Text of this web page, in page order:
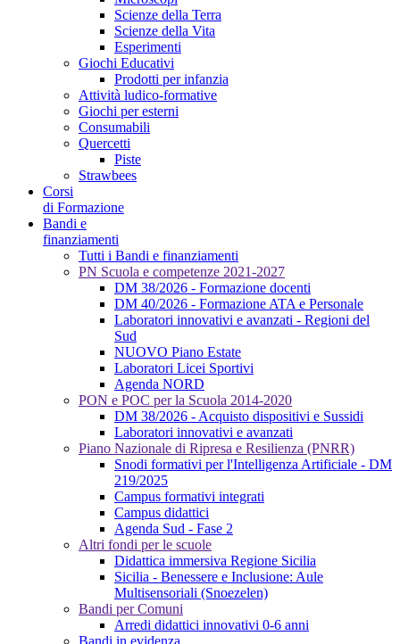
Scienze della Terra
Scienze della Vita
Esperimenti
Giochi Educativi
Prodotti per infanzia
Attività ludico-formative
Giochi per esterni
Consumabili
Quercetti
Piste
Strawbees
Corsi
di Formazione
Bandi e
finanziamenti
Tutti i Bandi e finanziamenti
PN Scuola e competenze 2021-2027
DM 38/2026 - Formazione docenti
DM 40/2026 - Formazione ATA e Personale
Laboratori innovativi e avanzati - Regioni del
Sud
NUOVO Piano Estate
Laboratori Licei Sportivi
Agenda NORD
PON e POC per la Scuola 2014-2020
DM 38/2026 - Acquisto dispositivi e Sussidi
Laboratori innovativi e avanzati
Piano Nazionale di Ripresa e Resilienza (PNRR)
Snodi formativi per l'Intelligenza Artificiale - DM
219/2025
Campus formativi integrati
Campus didattici
Agenda Sud - Fase 2
Altri fondi per le scuole
Didattica immersiva Regione Sicilia
Sicilia - Benessere e Inclusione: Aule
Multisensoriali (Snoezelen)
Bandi per Comuni
Arredi didattici innovativi 0-6 anni
Bandi in evidenza